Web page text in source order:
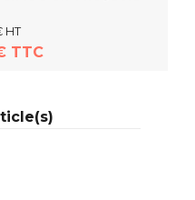
HT
TTC